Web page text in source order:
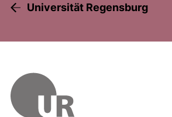
Universität Regensburg